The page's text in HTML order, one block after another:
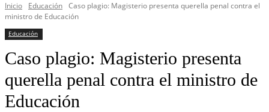
Inicio Educación Caso plagio: Magisterio presenta querella penal contra el
ministro de Educación
Educación
Caso plagio: Magisterio presenta
querella penal contra el ministro de
Educación